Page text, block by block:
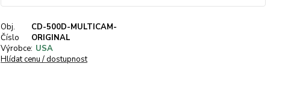
Obj.
Číslo
CD-500D-MULTICAM-
ORIGINAL
Výrobce: USA
Hlídat cenu / dostupnost